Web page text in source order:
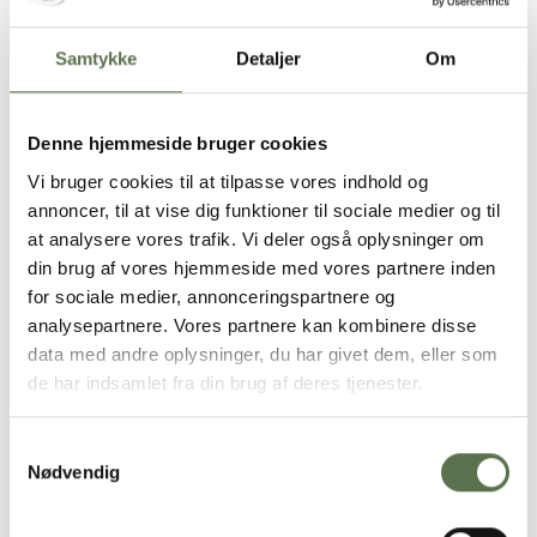
Samtykke Detaljer Om
Denne hjemmeside bruger cookies
Vi bruger cookies til at tilpasse vores indhold og
annoncer, til at vise dig funktioner til sociale medier og til
at analysere vores trafik. Vi deler også oplysninger om
din brug af vores hjemmeside med vores partnere inden
for sociale medier, annonceringspartnere og
analysepartnere. Vores partnere kan kombinere disse
data med andre oplysninger, du har givet dem, eller som
de har indsamlet fra din brug af deres tjenester.
Nødvendig
gerne mere – som en del af en varieret kost. Produktet indeholder
40,5 g fuldkorn pr. 100 g brød, når det tilberedes efter opskriften
på pakken.
Opbevaring
Tørt, ikke for varmt og ikke sammen med stærkt lugtende varer.
Næringsindhold pr. 100g
Melblanding
Færdigbagt grovkernerugbrød
Energi1430 kJ/ 342 kcal
Fedt4,6 g
- heraf mættede fedtsyrer0,7 g
Protein11 g